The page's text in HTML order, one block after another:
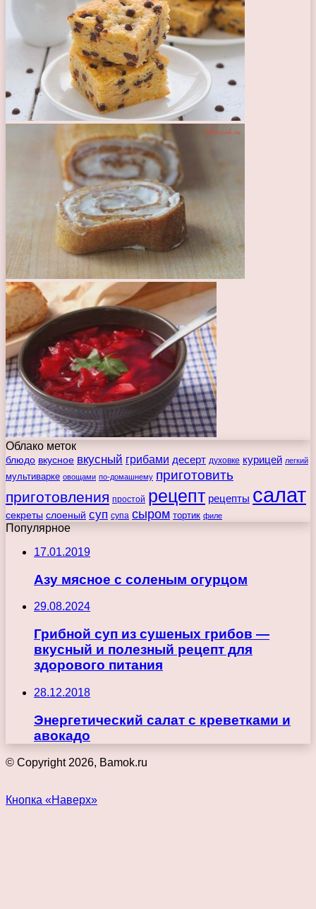
Облако меток
блюдо вкусное вкусный грибами десерт духовке курицей легкий
мультиварке овощами по-домашнему приготовить
приготовления простой рецепт рецепты салат
секреты слоеный суп супа сыром тортик филе
Популярное
17.01.2019
Азу мясное с соленым огурцом
29.08.2024
Грибной суп из сушеных грибов —
вкусный и полезный рецепт для
здорового питания
28.12.2018
Энергетический салат с креветками и
авокадо
© Copyright 2026, Bamok.ru
Кнопка «Наверх»